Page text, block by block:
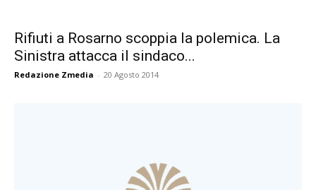
Rifiuti a Rosarno scoppia la polemica. La
Sinistra attacca il sindaco...
Redazione Zmedia - 20 Agosto 2014